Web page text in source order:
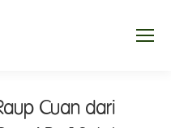
Cuan dari